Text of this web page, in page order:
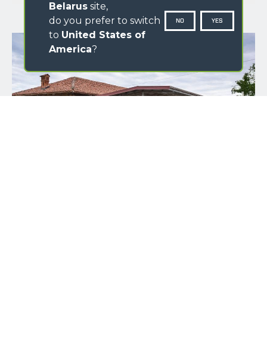
Belarus site,
do you prefer to switch
to United States of
America?
NO YES